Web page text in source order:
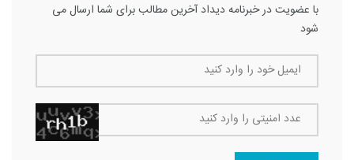
با عضویت در خبرنامه دیداد آخرین مطالب برای شما ارسال می
شود
ایمیل خود را وارد کنید
عدد امنیتی را وارد کنید